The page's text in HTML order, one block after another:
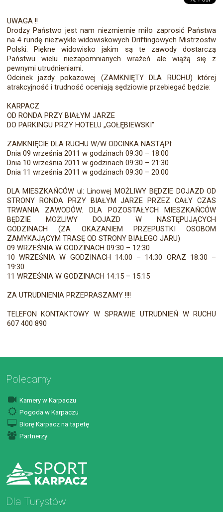
UWAGA !!
Drodzy Państwo jest nam niezmiernie miło zaprosić Państwa
na 4 rundę niezwykle widowiskowych Driftingowych Mistrzostw
Polski. Piękne widowisko jakim są te zawody dostarczą
Państwu wielu niezapomnianych wrażeń ale wiążą się z
pewnymi utrudnieniami.
Odcinek jazdy pokazowej (ZAMKNIĘTY DLA RUCHU) której
atrakcyjność i trudność oceniają sędziowie przebiegać będzie:
KARPACZ
OD RONDA PRZY BIAŁYM JARZE
DO PARKINGU PRZY HOTELU „GOŁĘBIEWSKI”
ZAMKNIĘCIE DLA RUCHU W/W ODCINKA NASTĄPI:
Dnia 09 września 2011 w godzinach 09:30 – 18:00
Dnia 10 września 2011 w godzinach 09:30 – 21:30
Dnia 11 września 2011 w godzinach 09:30 – 20:00
DLA MIESZKAŃCÓW ul: Linowej MOŻLIWY BĘDZIE DOJAZD OD
STRONY RONDA PRZY BIAŁYM JARZE PRZEZ CAŁY CZAS
TRWANIA ZAWODÓW. DLA POZOSTAŁYCH MIESZKAŃCÓW
BĘDZIE MOŻLIWY DOJAZD W NASTĘPUJĄCYCH
GODZINACH (ZA OKAZANIEM PRZEPUSTKI OSOBOM
ZAMYKAJĄCYM TRASĘ OD STRONY BIAŁEGO JARU)
09 WRZEŚNIA W GODZINACH 09:30 – 12:30
10 WRZEŚNIA W GODZINACH 14:00 – 14:30 ORAZ 18:30 –
19:30
11 WRZEŚNIA W GODZINACH 14:15 – 15:15
ZA UTRUDNIENIA PRZEPRASZAMY !!!!
TELEFON KONTAKTOWY W SPRAWIE UTRUDNIEŃ W RUCHU
607 400 890
Polecamy
Kamery w Karpaczu
Pogoda w Karpaczu
Biorę Karpacz na tapetę
Partnerzy
Dla Turystów